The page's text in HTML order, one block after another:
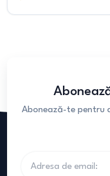
Abonează-te pentru